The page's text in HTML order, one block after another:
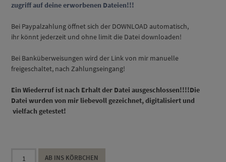
zugriff auf deine erworbenen Dateien!!!
Bei Paypalzahlung öffnet sich der DOWNLOAD automatisch,
ihr könnt jederzeit und ohne limit die Datei downloaden!
Bei Banküberweisungen wird der Link von mir manuelle
freigeschaltet, nach Zahlungseingang!
Ein Wiederruf ist nach Erhalt der Datei ausgeschlossen!!!!Die
Datei wurden von mir liebevoll gezeichnet, digitalisiert und
vielfach getestet!
AB INS KÖRBCHEN